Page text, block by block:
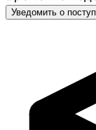
Уведомить о